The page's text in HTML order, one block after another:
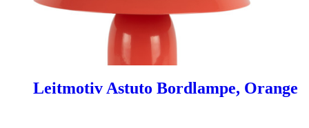
Leitmotiv Astuto Bordlampe, Orange